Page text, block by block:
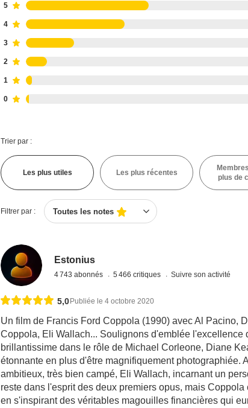
5
4
3
2
1
0
Trier par :
Les plus utiles Les plus récentes
plus de
Filtrer par : Toutes les notes
Estonius
4 743 abonnés 5 466 critiques Suivre son activité
5,0 Publiée le 4 octobre 2020
Un film de Francis Ford Coppola (1990) avec Al Pacino,
Coppola, Eli Wallach... Soulignons d'emblée l'excellence
brillantissime dans le rôle de Michael Corleone, Diane
étonnante en plus d'être magnifiquement photographiée.
ambitieux, très bien campé, Eli Wallach, incarnant un
reste dans l'esprit des deux premiers opus, mais Coppola
en s'inspirant des véritables magouilles financières qui